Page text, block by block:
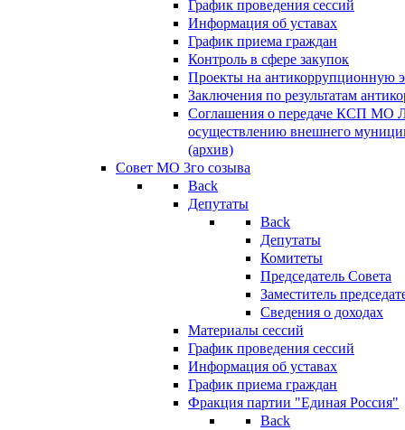
График проведения сессий
Информация об уставах
График приема граждан
Контроль в сфере закупок
Проекты на антикоррупционную
Заключения по результатам
Соглашения о передаче КСП МО
осуществлению внешнего
(архив)
Совет МО 3го созыва
Back
Депутаты
Back
Депутаты
Комитеты
Председатель Совета
Заместитель
Сведения о доходах
Материалы сессий
График проведения сессий
Информация об уставах
График приема граждан
Фракция партии "Единая Россия"
Back